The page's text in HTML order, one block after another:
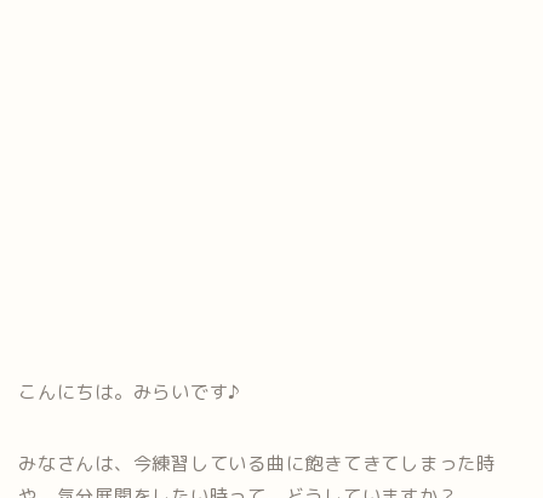
こんにちは。みらいです♪
みなさんは、今練習している曲に飽きてきてしまった時